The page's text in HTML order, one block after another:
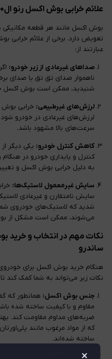
علائم خرابی بوش اکسل رنو ال۹۰/ رنو ساندرو
بوش اکسل مانند هر قطعه مکانیکی
تعویض دارد. برخی از علائم خرابی
عبارتند از:
صداهای غیرعادی از زیر خودرو:
ناهموار صدای تق تق یا صدای
شنیدید، ممکن است بوش اکسل
لرزش‌های غیرطبیعی: خرابی بوش
لرزش‌های غیرعادی در خودرو
سرعت‌های بالا مشهود باشد.
کاهش کنترل خودرو: یکی دیگر
کنترل و پایداری خودرو در
به دلیل خرابی بوش اکسل و
سایش غیرمعمول لاستیک‌ها:
سایش نامتقارن و غیرعادی
شدید که لاستیک‌های خودروی
می‌شوند، ممکن است مشکل از
ساندرو
نکات زیر می‌تواند به شما کمک کند
جنس بوش اکسل: همانطور که
مقاوم و با کیفیت ساخته شده باشد
ضربه‌های مداوم مقاومت کند.
که از مواد مرغوب مانند
ساخته شده‌اند.
سازگاری با خودرو: